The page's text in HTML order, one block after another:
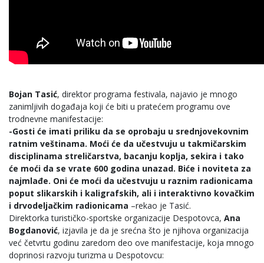
Bojan Tasić, direktor programa festivala, najavio je mnogo
zanimljivih događaja koji će biti u pratećem programu ove
trodnevne manifestacije:
-Gosti će imati priliku da se oprobaju u srednjovekovnim
ratnim veštinama. Moći će da učestvuju u takmičarskim
disciplinama streličarstva, bacanju koplja, sekira i tako
će moći da se vrate 600 godina unazad. Biće i noviteta za
najmlađe. Oni će moći da učestvuju u raznim radionicama
poput slikarskih i kaligrafskih, ali i interaktivno kovačkim
i drvodeljačkim radionicama –rekao je Tasić.
Direktorka turističko-sportske organizacije Despotovca, Ana
Bogdanović, izjavila je da je srećna što je njihova organizacija
već četvrtu godinu zaredom deo ove manifestacije, koja mnogo
doprinosi razvoju turizma u Despotovcu: